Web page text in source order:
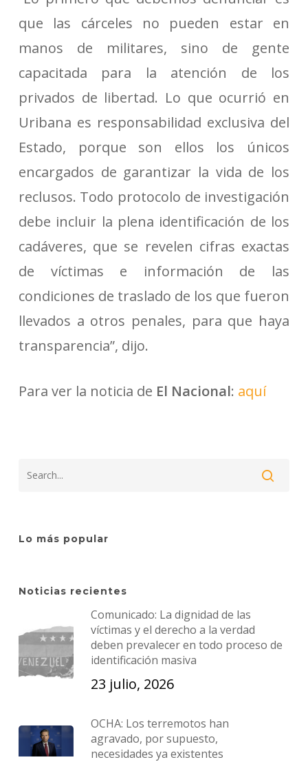
que las cárceles no pueden estar en
manos de militares, sino de gente
capacitada para la atención de los
privados de libertad. Lo que ocurrió en
Uribana es responsabilidad exclusiva del
Estado, porque son ellos los únicos
encargados de garantizar la vida de los
reclusos. Todo protocolo de investigación
debe incluir la plena identificación de los
cadáveres, que se revelen cifras exactas
de víctimas e información de las
condiciones de traslado de los que fueron
llevados a otros penales, para que haya
transparencia”, dijo.
Para ver la noticia de El Nacional: aquí
Lo más popular
Noticias recientes
Comunicado: La dignidad de las
víctimas y el derecho a la verdad
deben prevalecer en todo proceso de
identificación masiva
23 julio, 2026
OCHA: Los terremotos han
agravado, por supuesto,
necesidades ya existentes